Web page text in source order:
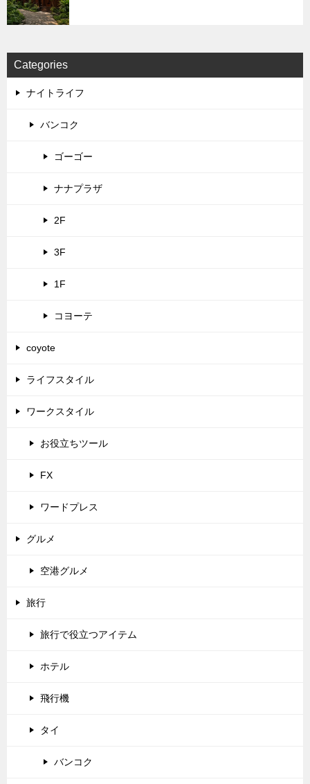
Categories
ナイトライフ
バンコク
ゴーゴー
ナナプラザ
2F
3F
1F
コヨーテ
coyote
ライフスタイル
ワークスタイル
お役立ちツール
FX
ワードプレス
グルメ
空港グルメ
旅行
旅行で役立つアイテム
ホテル
飛行機
タイ
バンコク